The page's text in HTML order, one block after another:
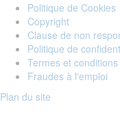
Politique de Cookies
Copyright
Clause de non
Politique de
Termes et conditions
Fraudes à l'emploi
Plan du site